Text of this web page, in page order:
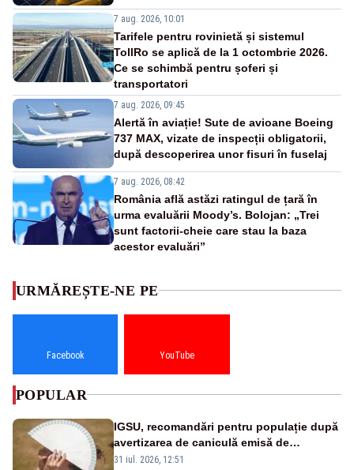
7 aug. 2026, 10:01
Tarifele pentru rovinietă și sistemul
TollRo se aplică de la 1 octombrie 2026.
Ce se schimbă pentru șoferi și
transportatori
7 aug. 2026, 09:45
Alertă în aviație! Sute de avioane Boeing
737 MAX, vizate de inspecții obligatorii,
după descoperirea unor fisuri în fuselaj
7 aug. 2026, 08:42
România află astăzi ratingul de țară în
urma evaluării Moody’s. Bolojan: „Trei
sunt factorii-cheie care stau la baza
acestor evaluări”
URMĂREȘTE-NE PE
Facebook YouTube
POPULAR
IGSU, recomandări pentru populație după
avertizarea de caniculă emisă de
meteorologi
31 iul. 2026, 12:51